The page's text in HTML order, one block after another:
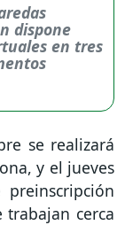
dispone
en tres
se realizará
y el jueves
cerca